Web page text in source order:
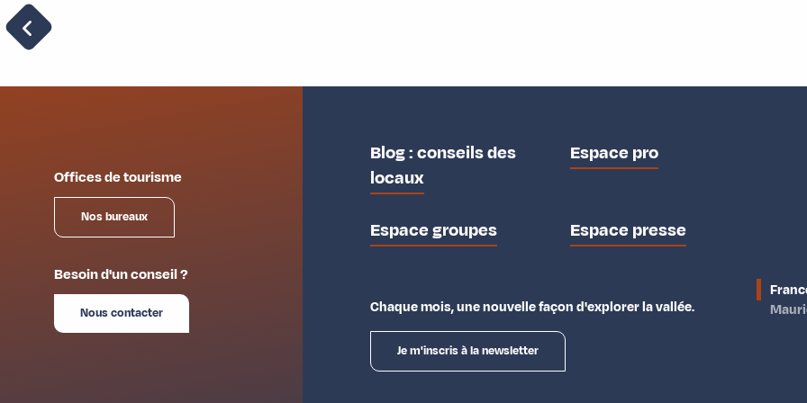
Offices de tourisme
Nos bureaux
Besoin d'un conseil ?
Nous contacter
Blog : conseils des
locaux
Espace pro
Espace groupes Espace presse
Chaque mois, une nouvelle façon d'explorer la vallée.
Je m'inscris à la newsletter